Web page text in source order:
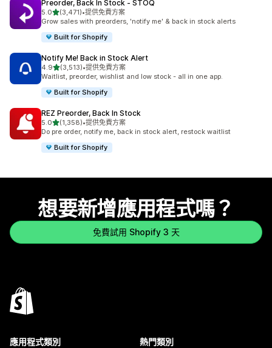
Preorder, Back In Stock ‑ STOQ
5.0滿分 5 顆星
(3,471)
共有 3471 則評價
•提供免費方案
Grow sales with preorders, 'notify me' & back in stock alerts
Built for Shopify
Notify Me! Back in Stock Alert
4.9滿分 5 顆星
(3,513)
共有 3513 則評價
•提供免費方案
Waitlist, preorder, wishlist and low stock - all in one app.
Built for Shopify
REZ Preorder, Back In Stock
5.0滿分 5 顆星
(1,358)
共有 1358 則評價
•提供免費方案
Do pre order, notify me, back in stock alert, restock waitlist
Built for Shopify
想要新增應用程式嗎？
免費試用 Shopify 3 天
應用程式類別 熱門類別